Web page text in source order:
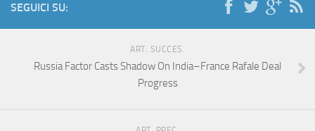
SEGUICI SU:
ART. SUCCES.
Russia Factor Casts Shadow On India–France Rafale Deal
Progress